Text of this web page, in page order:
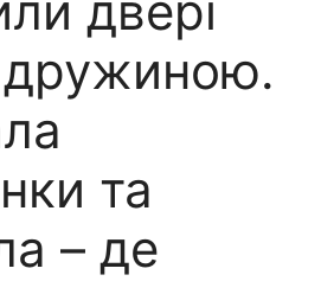
дружиною.
та
– де